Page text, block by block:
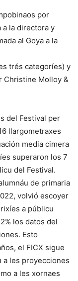
por
a la directora y
al Goya a la
trés categoríes) y
Christine Molloy &
del Festival per
llargometraxes
media cimera
superaron los 7
del Festival.
de primaria
volvió escoyer
a públicu
los datos del
Esto
el FICX sigue
a les proyecciones
a les xornaes